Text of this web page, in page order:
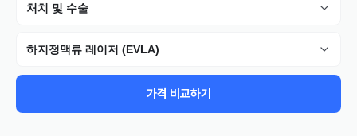
처치 및 수술
하지정맥류 레이저 (EVLA)
가격 비교하기